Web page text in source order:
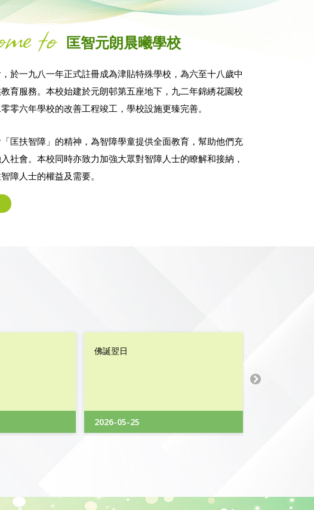
to 匡智元朗晨曦學校
於一九八一年正式註冊成為津貼特殊學校，為六至十八歲中
育服務。本校始建於元朗邨第五座地下，九二年錦綉花園校
零六年學校的改善工程竣工，學校設施更臻完善。
匡扶智障」的精神，為智障學童提供全面教育，幫助他們充
社會。本校同時亦致力加強大眾對智障人士的瞭解和接納，
障人士的權益及需要。
佛誕翌日
2026-05-25